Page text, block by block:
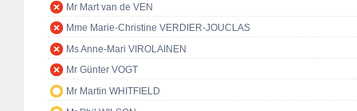
Mr Mart van de VEN
Mme Marie-Christine VERDIER-JOUCLAS
Ms Anne-Mari VIROLAINEN
Mr Günter VOGT
Mr Martin WHITFIELD